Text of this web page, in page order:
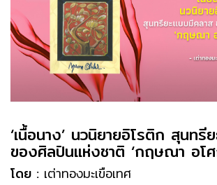
‘เนื้อนาง’ นวนิยายอิโรติก สุนทรี
ของศิลปินแห่งชาติ ‘กฤษณา อโศ
โดย : เต่าทองมะเขือเทศ